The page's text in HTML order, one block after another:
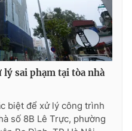
lòng Việt
mình bằng AI
lý sai phạm tại tòa nhà
biệt để xử lý công trình
số 8B Lê Trực, phường